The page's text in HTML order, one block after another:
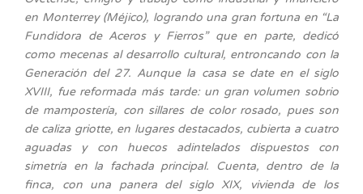
en Monterrey (Méjico), logrando una gran fortuna en “La
Fundidora de Aceros y Fierros” que en parte, dedicó
como mecenas al desarrollo cultural, entroncando con la
Generación del 27. Aunque la casa se date en el siglo
XVIII, fue reformada más tarde: un gran volumen sobrio
de mampostería, con sillares de color rosado, pues son
de caliza griotte, en lugares destacados, cubierta a cuatro
aguadas y con huecos adintelados dispuestos con
simetría en la fachada principal. Cuenta, dentro de la
finca, con una panera del siglo XIX, vivienda de los